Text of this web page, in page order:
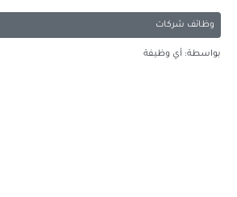
وظائف شركات
بواسطة: أي وظيفة